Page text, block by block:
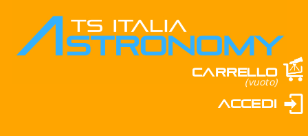
Carrello
(vuoto)
Accedi